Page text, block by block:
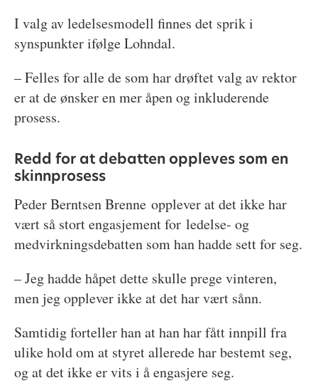
I valg av ledelsesmodell finnes det sprik i
synspunkter ifølge Lohndal.
– Felles for alle de som har drøftet valg av rektor
er at de ønsker en mer åpen og inkluderende
prosess.
Redd for at debatten oppleves som en
skinnprosess
Peder Berntsen Brenne opplever at det ikke har
vært så stort engasjement for ledelse- og
medvirkningsdebatten som han hadde sett for seg.
– Jeg hadde håpet dette skulle prege vinteren,
men jeg opplever ikke at det har vært sånn.
Samtidig forteller han at han har fått innpill fra
ulike hold om at styret allerede har bestemt seg,
og at det ikke er vits i å engasjere seg.